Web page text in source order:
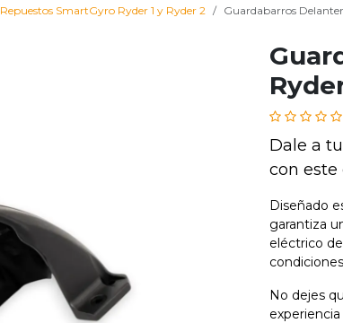
Repuestos SmartGyro Ryder 1 y Ryder 2 Guardabarros
Dale a tu
con
Diseñado
garantiza
eléctrico
No dejes